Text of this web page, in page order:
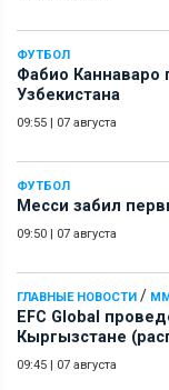
ФУТБОЛ
Фабио Каннаваро
Узбекистана
09:55 | 07 августа
ФУТБОЛ
Месси забил
09:50 | 07 августа
ГЛАВНЫЕ НОВОСТИ /
EFC Global
Кыргызстане
09:45 | 07 августа